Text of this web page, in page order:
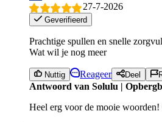
27-7-2026
Geverifieerd
Prachtige spullen en snelle
Wat wil je nog meer
Nuttig Reageer Deel
Antwoord van Solulu |
Heel erg voor de mooie woorden!